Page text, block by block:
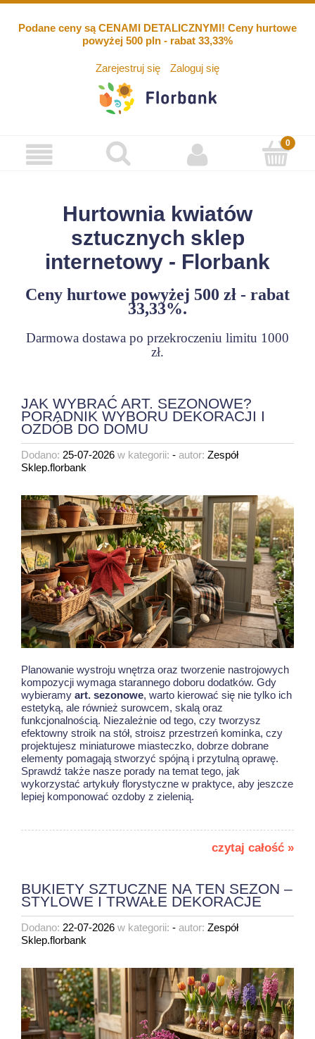
Podane ceny są CENAMI DETALICZNYMI! Ceny hurtowe
powyżej 500 pln - rabat 33,33%
Zarejestruj się Zaloguj się
Hurtownia kwiatów
sztucznych sklep
internetowy - Florbank
Ceny hurtowe powyżej 500 zł - rabat
33,33%.
Darmowa dostawa po przekroczeniu limitu 1000
zł.
JAK WYBRAĆ ART. SEZONOWE?
PORADNIK WYBORU DEKORACJI I
OZDÓB DO DOMU
Dodano: 25-07-2026 w kategorii: - autor: Zespół
Sklep.florbank
Planowanie wystroju wnętrza oraz tworzenie nastrojowych
kompozycji wymaga starannego doboru dodatków. Gdy
wybieramy art. sezonowe, warto kierować się nie tylko ich
estetyką, ale również surowcem, skalą oraz
funkcjonalnością. Niezależnie od tego, czy tworzysz
efektowny stroik na stół, stroisz przestrzeń kominka, czy
projektujesz miniaturowe miasteczko, dobrze dobrane
elementy pomagają stworzyć spójną i przytulną oprawę.
Sprawdź także nasze porady na temat tego, jak
wykorzystać artykuły florystyczne w praktyce, aby jeszcze
lepiej komponować ozdoby z zielenią.
czytaj całość »
BUKIETY SZTUCZNE NA TEN SEZON –
STYLOWE I TRWAŁE DEKORACJE
Dodano: 22-07-2026 w kategorii: - autor: Zespół
Sklep.florbank